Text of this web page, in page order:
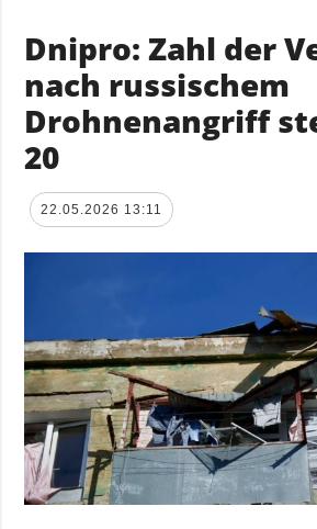
Dnipro: Zahl der
nach russischem
Drohnenangriff
20
22.05.2026 13:11